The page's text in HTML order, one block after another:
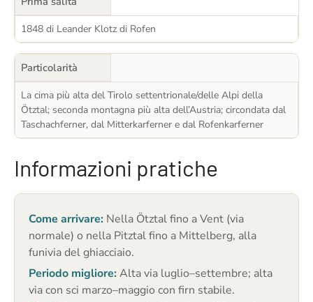
1848 di Leander Klotz di Rofen
Particolarità
La cima più alta del Tirolo settentrionale/delle Alpi della
Ötztal; seconda montagna più alta dell’Austria; circondata dal
Taschachferner, dal Mitterkarferner e dal Rofenkarferner
Informazioni pratiche
Come arrivare: Nella Ötztal fino a Vent (via
normale) o nella Pitztal fino a Mittelberg, alla
funivia del ghiacciaio.
Periodo migliore:Alta via luglio–settembre; alta
via con sci marzo–maggio con firn stabile.